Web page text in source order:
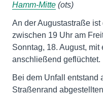
Hamm-Mitte (ots)
An der Augustastraße
zwischen 19 Uhr am
Sonntag, 18. August,
anschließend geflüchtet.
Bei dem Unfall entstand
Straßenrand